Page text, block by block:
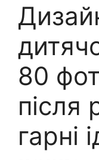
80
після
гарні